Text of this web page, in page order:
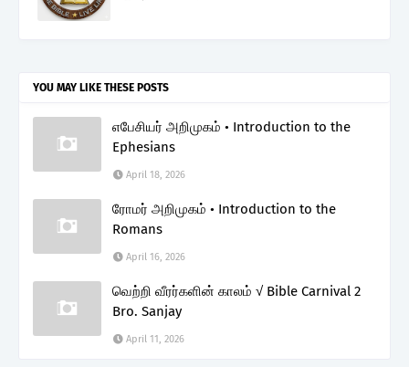
YOU MAY LIKE THESE POSTS
எபேசியர் அறிமுகம் • Introduction to the
Ephesians
April 18, 2026
ரோமர் அறிமுகம் • Introduction to the
Romans
April 16, 2026
வெற்றி வீரர்களின் காலம் √ Bible Carnival 2
Bro. Sanjay
April 11, 2026